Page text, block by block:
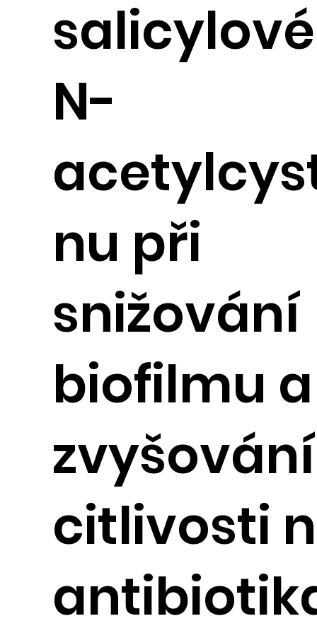
N-
nu při
snižování
biofilmu a
zvyšování
citlivosti